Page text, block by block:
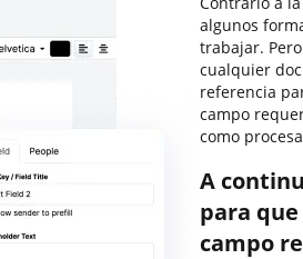
algunos
trabajar.
cualquier
referencia
campo
como
A
para
campo